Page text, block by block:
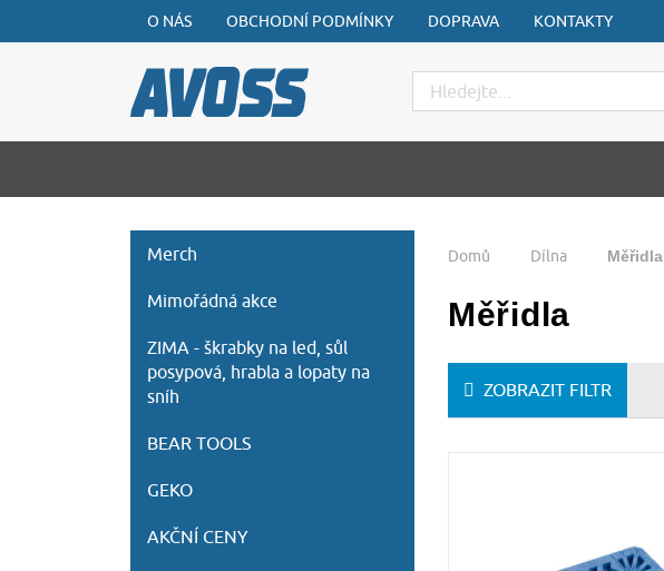
O NÁS OBCHODNÍ PODMÍNKY DOPRAVA KONTAKTY
Hledat
Merch
Mimořádná akce
ZIMA - škrabky na led, sůl
posypová, hrabla a lopaty na
sníh
BEAR TOOLS
GEKO
AKČNÍ CENY
Domů Dílna Měřidla
Měřidla
ZOBRAZIT FILTR